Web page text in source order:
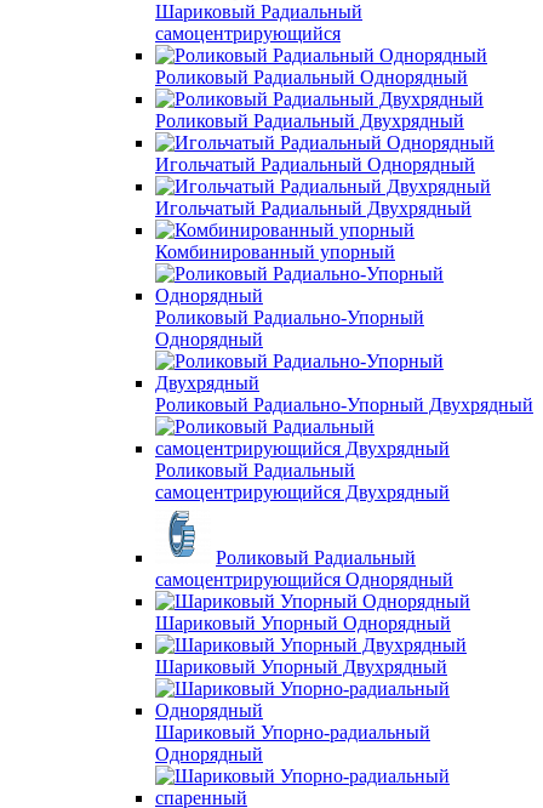
Шариковый Радиальный
самоцентрирующийся
Роликовый Радиальный Однорядный
Роликовый Радиальный Двухрядный
Игольчатый Радиальный Однорядный
Игольчатый Радиальный Двухрядный
Комбинированный упорный
Роликовый Радиально-Упорный
Однорядный
Роликовый Радиально-Упорный Двухрядный
Роликовый Радиальный
самоцентрирующийся Двухрядный
Роликовый Радиальный
самоцентрирующийся Однорядный
Шариковый Упорный Однорядный
Шариковый Упорный Двухрядный
Шариковый Упорно-радиальный
Однорядный